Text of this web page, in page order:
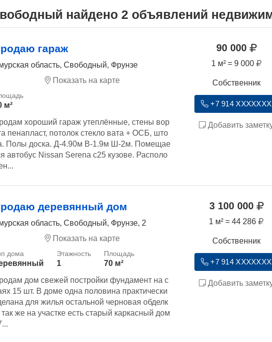
найдено 2 объявлений
гараж
область, Свободный, Фрунзе
Показать на карте
м²
хороший гараж утеплённые, стены вор
пенапласт, потолок стекло вата + ОСБ, што
Полы доска. Д-4.90м В-1.9м Ш-2м. Помещае
автобус Nissаn Sеrеnа с25 кузове. Располо
90 000
1 м² = 9 000
Собственник
+7 914 XXXXXXX
Добавить
деревянный дом
область, Свободный, Фрунзе, 2
Показать на карте
1
70 м²
дом свежей постройки фундамент на с
15 шт. В доме одна половина практически
для жилья остальной черновая обделк
так же на участке есть старый каркасный дом
3 100 000
1 м² = 44 286
Собственник
+7 914 XXXXXXX
Добавить